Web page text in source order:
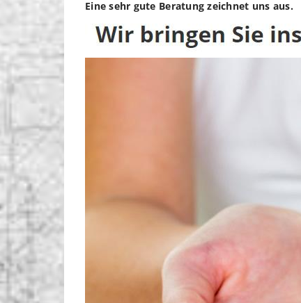
Eine sehr gute Beratung zeichnet uns aus.